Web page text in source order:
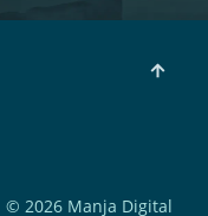
© 2026 Manja Digital